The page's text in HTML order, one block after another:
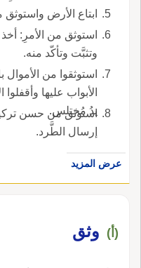
ابتاع الأرض
استوثق من الأمرِ: أخذ
وتثبَّت وتأكّد منه.
استوثقوا من الأموال
الأبواب عليها وأقفلوا
يدُ مُختلس.
استوثق من حسن
إرسال الطَّرد.
عرض المزيد
(أ) وثق